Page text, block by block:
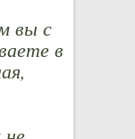
вы с
в